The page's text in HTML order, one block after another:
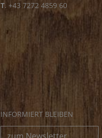
T. +43 7272 4859 60
INFORMIERT BLEIBEN